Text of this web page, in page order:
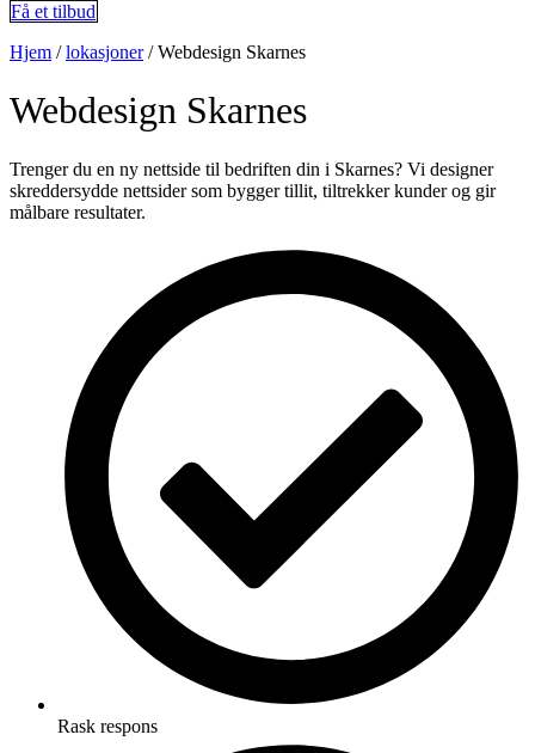
Få et tilbud
Hjem /lokasjoner/Webdesign Skarnes
Webdesign Skarnes
Trenger du en ny nettside til bedriften din i Skarnes? Vi designer
skreddersydde nettsider som bygger tillit, tiltrekker kunder og gir
målbare resultater.
Rask respons